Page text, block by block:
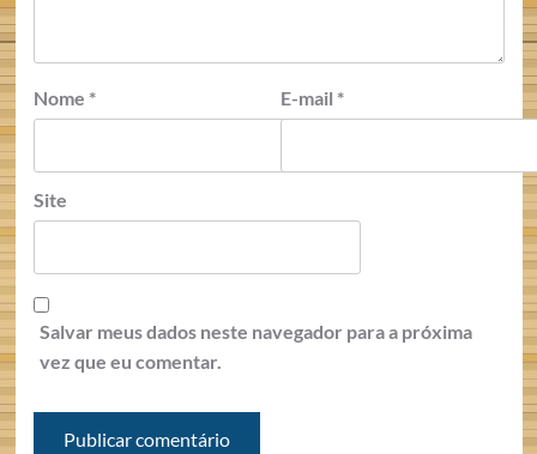
Nome * E-mail *
Site
Salvar meus dados neste navegador para a próxima
vez que eu comentar.